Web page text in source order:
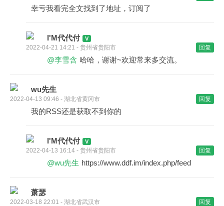
幸亏我看完全文找到了地址，订阅了
I'M代代付
2022-04-21 14:21 - 贵州省贵阳市 回复
@李雪含 哈哈，谢谢~欢迎常来多交流。
wu先生
2022-04-13 09:46 - 湖北省黄冈市 回复
我的RSS还是获取不到你的
I'M代代付
2022-04-13 16:14 - 贵州省贵阳市 回复
@wu先生 https://www.ddf.im/index.php/feed
萧瑟
2022-03-18 22:01 - 湖北省武汉市 回复